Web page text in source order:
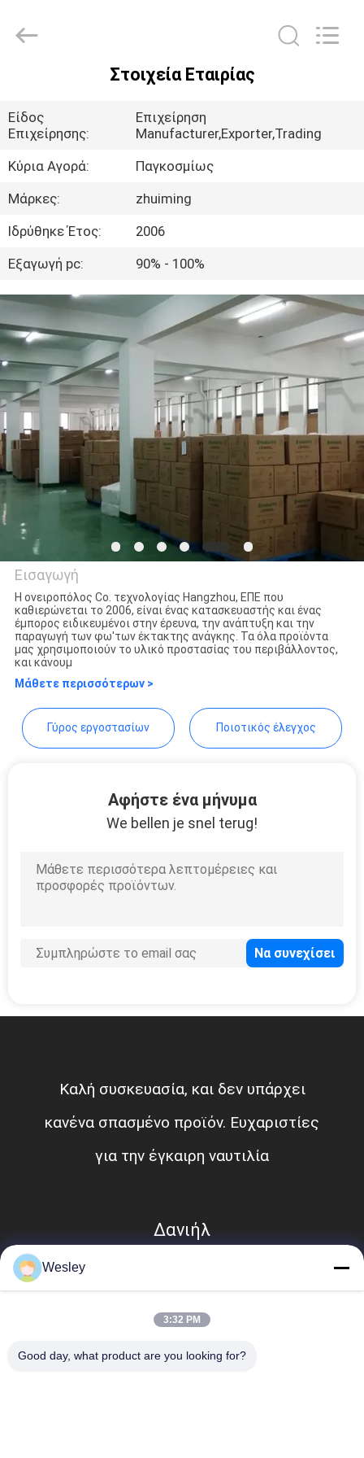
ΠΡΟΪΌΝΤΑ
ΠΕΡΊΠΟΥ
ΕΜΕΊΣ
ΓΎΡΟΣ
ΕΡΓΟΣΤΑΣΊΩΝ
ΠΟΙΟΤΙΚΌΣ
ΈΛΕΓΧΟΣ
ΜΑΣ
ΕΛΆΤΕ
ΣΕ
ΕΠΑΦΉ
ΜΕ
ΖΗΤΉΣΤΕ
ΈΝΑ
ΑΠΌΣΠΑΣΜΑ
SITEMAP
ΠΟΛΙΤΙΚΉ
Technology
Co.,Ltd.
Στοιχεία Εταιρίας
Είδος
Επιχείρησης:
Επιχείρηση
Manufacturer,Exporter,Trading
Κύρια Αγορά:
Παγκοσμίως
Μάρκες:
zhuiming
Ιδρύθηκε Έτος:
2006
Εξαγωγή pc:
90% - 100%
Hangzhou Dreamy Technology
Co.,Ltd
Εισαγωγή
Η ονειροπόλος Co. τεχνολογίας Hangzhou, ΕΠΕ που
καθιερώνεται το 2006, είναι ένας κατασκευαστής και ένας
έμπορος ειδικευμένοι στην έρευνα, την ανάπτυξη και την
παραγωγή των φω'των έκτακτης ανάγκης. Τα όλα προϊόντα
μας χρησιμοποιούν το υλικό προστασίας του περιβάλλοντος,
και κάνουμ
Μάθετε περισσότερων >
Γύρος εργοστασίων Ποιοτικός έλεγχος
Αφήστε ένα μήνυμα
We bellen je snel terug!
Καλή συσκευασία, και δεν υπάρχει
κανένα σπασμένο προϊόν. Ευχαριστίες
για την έγκαιρη ναυτιλία
Δανιήλ
Wesley
3:32 PM
Good day, what product are you looking for?